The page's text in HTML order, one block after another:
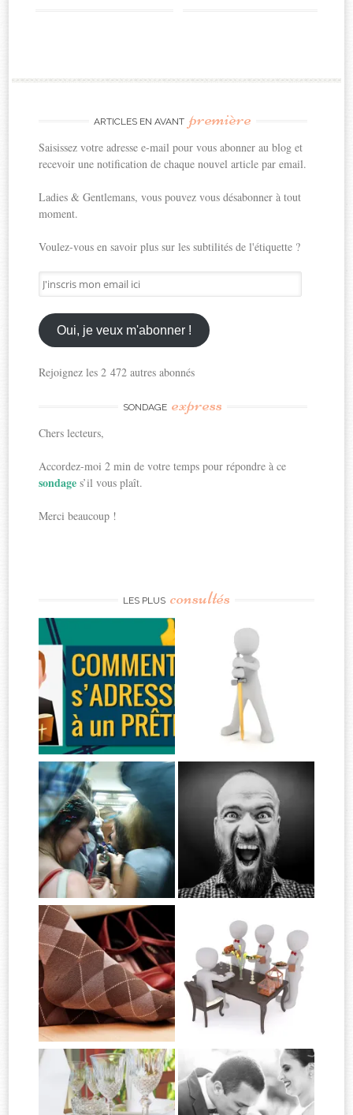
ARTICLES EN AVANT première
Saisissez votre adresse e-mail pour vous abonner au blog et
recevoir une notification de chaque nouvel article par email.
Ladies & Gentlemans, vous pouvez vous désabonner à tout
moment.
Voulez-vous en savoir plus sur les subtilités de l'étiquette ?
J'inscris
mon
email
ici
Oui, je veux m'abonner !
Rejoignez les 2 472 autres abonnés
SONDAGE express
Chers lecteurs,
Accordez-moi 2 min de votre temps pour répondre à ce
sondages’il vous plaît.
Merci beaucoup !
LES PLUS consultés